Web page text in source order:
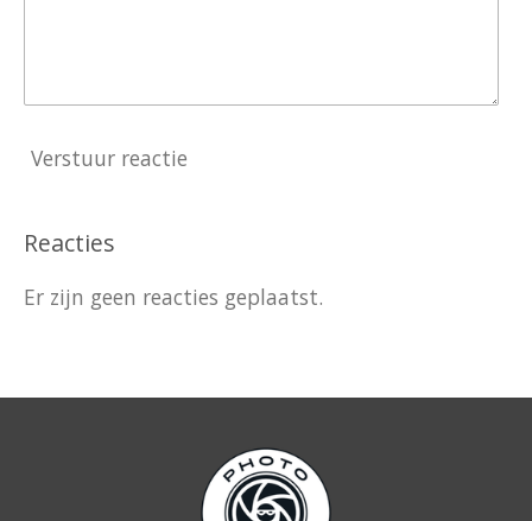
Verstuur reactie
Reacties
Er zijn geen reacties geplaatst.